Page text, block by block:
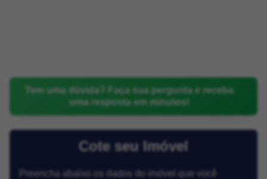
Tem uma dúvida? Faça sua pergunta e receba
uma resposta em minutos!
Cote seu Imóvel
Preencha abaixo os dados do imóvel que você